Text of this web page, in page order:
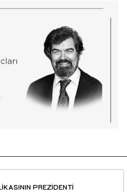
PREZİDENTİ